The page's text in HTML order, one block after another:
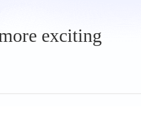
exciting